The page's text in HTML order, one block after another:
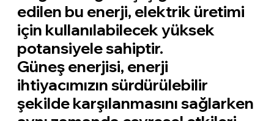
edilen bu enerji, elektrik üretimi
için kullanılabilecek yüksek
potansiyele sahiptir.
Güneş enerjisi, enerji
ihtiyacımızın sürdürülebilir
şekilde karşılanmasını sağlarken